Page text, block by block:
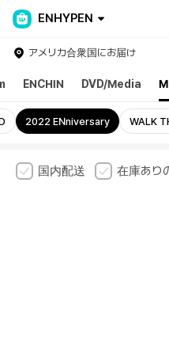
ENHYPEN
アメリカ合衆国にお届け
ENCHIN DVD/Media
2022 ENniversary WALK
国内配送 在庫あり